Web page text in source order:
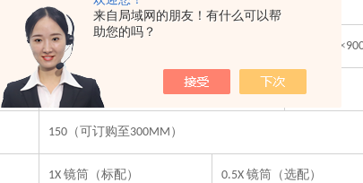
来自局域网的朋友！有什么可以帮
助您的吗？
E
760× ×
146
150 （可订购至 300MM ）
1X 镜筒（标配） 0.5X 镜筒（选配）